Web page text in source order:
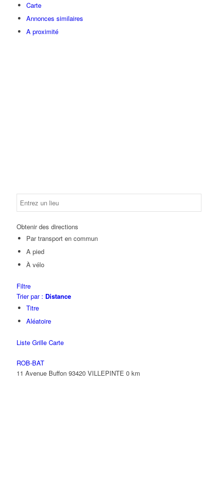
Carte
Annonces similaires
A proximité
Obtenir des directions
Par transport en commun
A pied
À vélo
Filtre
Trier par : Distance
Titre
Aléatoire
Liste Grille Carte
ROB-BAT
11 Avenue Buffon 93420 VILLEPINTE 0 km